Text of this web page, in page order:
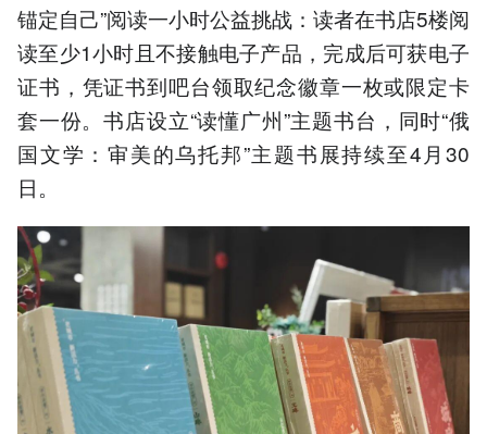
锚定自己”阅读一小时公益挑战：读者在书店5楼阅
读至少1小时且不接触电子产品，完成后可获电子
证书，凭证书到吧台领取纪念徽章一枚或限定卡
套一份。书店设立“读懂广州”主题书台，同时“俄
国文学：审美的乌托邦”主题书展持续至4月30
日。